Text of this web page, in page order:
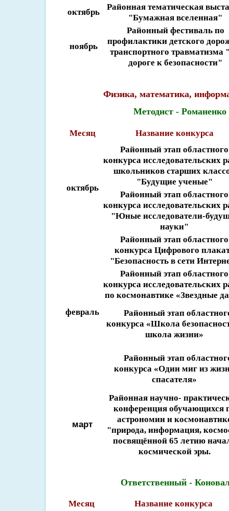
октябрь
Районная тематическая
"Бумажная вселенная"
ноябрь
Районный фестиваль по
профилактики детского
транспортного травматизма
дороге к безопасности"
Физика, математика,
Методист -
Месяц Название конкурса
октябрь
Районный этап областного
конкурса исследовательских
школьников старших
"Будущие ученые"
Районный этап областного
конкурса исследовательских
"Юные исследователи-
науки"
февраль
Районный этап областного
конкурса Цифрового
"Безопасность в сети
Районный этап областного
конкурса исследовательских
по космонавтике «Звездные
Районный этап
конкурса «Школа
школа жизни»
Районный этап
конкурса «Один миг из
спасателя»
март
Районная научно-
конференция обучающихся
астрономии и
"природа, информация,
посвящённой 65 летию
космической эры.
Ответственный -
Месяц Название конкурса